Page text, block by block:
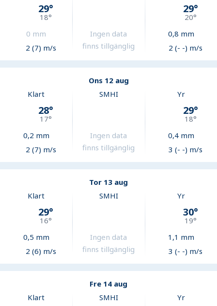
29°
18°
0 mm
2 (7) m/s
Ingen data
finns tillgänglig
29°
20°
0,8 mm
2 (- -) m/s
Ons 12 aug
Klart
28°
17°
0,2 mm
2 (7) m/s
SMHI
Ingen data
finns tillgänglig
Yr
29°
18°
0,4mm
3 (- -) m/s
Tor 13 aug
Klart
29°
16°
0,5 mm
2 (6) m/s
SMHI
Ingen data
finns tillgänglig
Yr
30°
19°
1,1 mm
3 (- -) m/s
Fre 14 aug
Klart
SMHI Yr